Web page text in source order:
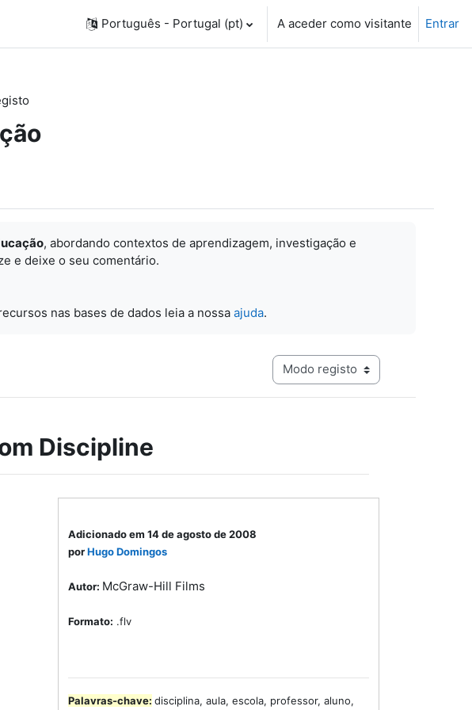
Português - Portugal ‎(pt)‎ A aceder como visitante Entrar
, abordando contextos de aprendizagem, investigação e
e deixe o seu comentário.
nas bases de dados leia a nossa ajuda.
Navegação terciária do modo de visualização
Discipline
Adicionado em 14 de agosto de 2008
porHugo Domingos
Autor: McGraw-Hill Films
Formato: .flv
Palavras-chave: disciplina, aula, escola, professor, aluno,